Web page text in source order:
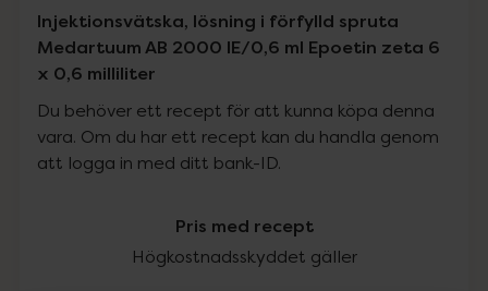
Injektionsvätska, lösning i förfylld spruta
Medartuum AB 2000 IE/0,6 ml Epoetin zeta 6
x 0,6 milliliter
Du behöver ett recept för att kunna köpa denna
vara. Om du har ett recept kan du handla genom
att logga in med ditt bank-ID.
Pris med recept
Högkostnadsskyddet gäller